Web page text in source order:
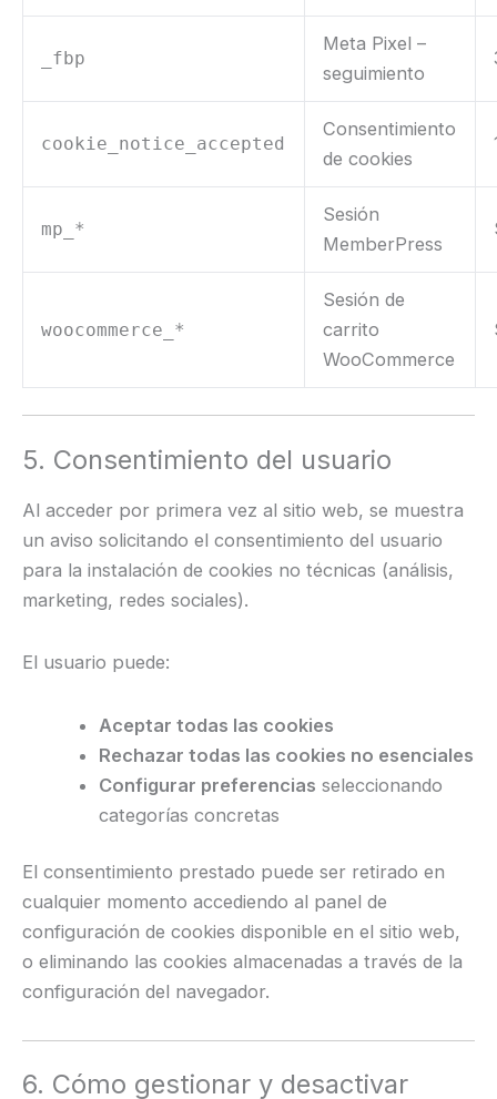
_fbp
Meta Pixel –
seguimiento
cookie_notice_accepted
Consentimiento
de cookies
mp_*
Sesión
MemberPress
woocommerce_*
Sesión de
carrito
WooCommerce
5. Consentimiento del usuario
Al acceder por primera vez al sitio web, se muestra
un aviso solicitando el consentimiento del usuario
para la instalación de cookies no técnicas (análisis,
marketing, redes sociales).
El usuario puede:
Aceptar todas las cookies
Rechazar todas las cookies no esenciales
Configurar preferencias seleccionando
categorías concretas
El consentimiento prestado puede ser retirado en
cualquier momento accediendo al panel de
configuración de cookies disponible en el sitio web,
o eliminando las cookies almacenadas a través de la
configuración del navegador.
6. Cómo gestionar y desactivar